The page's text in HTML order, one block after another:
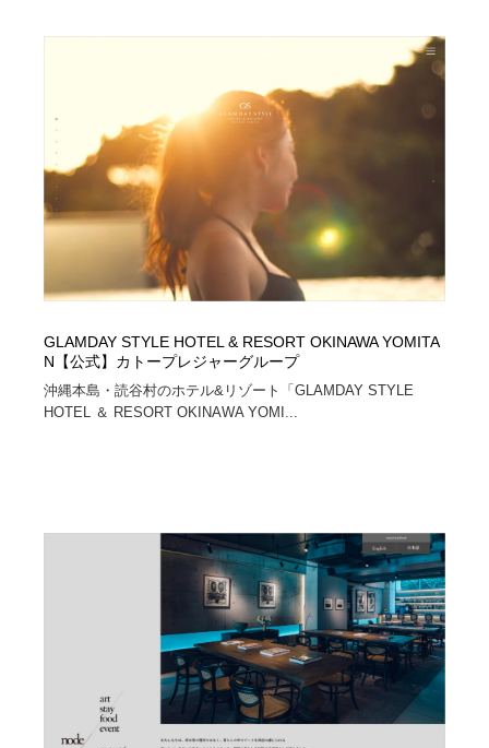
GLAMDAY STYLE HOTEL & RESORT OKINAWA YOMITA
N【公式】カトープレジャーグループ
沖縄本島・読谷村のホテル&リゾート「GLAMDAY STYLE
HOTEL ＆ RESORT OKINAWA YOMI...